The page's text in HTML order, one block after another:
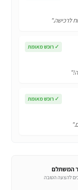
לרכישה."
✓ רוכש מאומת
✓ רוכש מאומת
המשתלם
להצעה הטובה